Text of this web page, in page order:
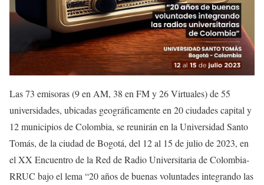
Las 73 emisoras (9 en AM, 38 en FM y 26 Virtuales) de 55
universidades, ubicadas geográficamente en 20 ciudades capital y
12 municipios de Colombia, se reunirán en la Universidad Santo
Tomás, de la ciudad de Bogotá, del 12 al 15 de julio de 2023, en
el XX Encuentro de la Red de Radio Universitaria de Colombia-
RRUC bajo el lema “20 años de buenas voluntades integrando las